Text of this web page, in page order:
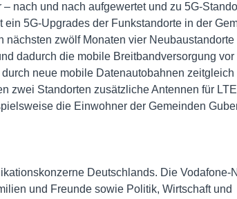
nach und nach aufgewertet und zu 5G-
5G-Upgrades der Funkstandorte in der
nächsten zwölf Monaten vier Neubaustandorte
dadurch die mobile Breitbandversorgung vor
neue mobile Datenautobahnen
zwei Standorten zusätzliche Antennen für
die Einwohner der Gemeinden
Deutschlands. Die Vodafone-
und Freunde sowie Politik, Wirtschaft und